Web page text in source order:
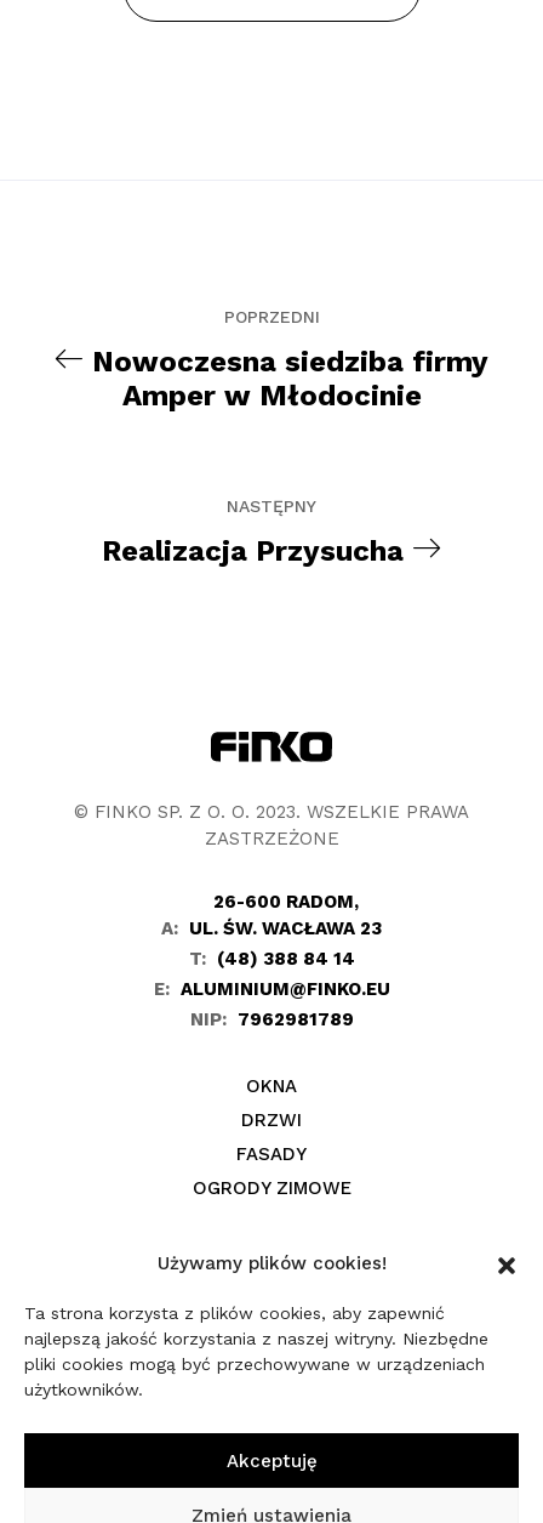
Używamy plików cookies!
Ta strona korzysta z plików cookies, aby zapewnić
najlepszą jakość korzystania z naszej witryny. Niezbędne
pliki cookies mogą być przechowywane w urządzeniach
użytkowników.
Akceptuję
Zmień ustawienia
POPRZEDNI
Nowoczesna siedziba firmy
Amper w Młodocinie
NASTĘPNY
Realizacja Przysucha
© FINKO SP. Z O. O. 2023. WSZELKIE PRAWA
ZASTRZEŻONE
A:
26-600 RADOM,
UL. ŚW. WACŁAWA 23
T: (48) 388 84 14
E: ALUMINIUM@FINKO.EU
NIP: 7962981789
OKNA
DRZWI
FASADY
OGRODY ZIMOWE
REALIZACJE
RODO